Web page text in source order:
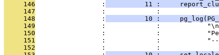
     146
                 :
11 :
     147
                 :             :
     148
                 :
10 :
     149
:             :
     150
:             :
     151
:             :
     152
                 :             :